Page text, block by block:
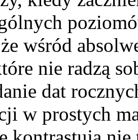
wśród
nie radzą
dat
w prostych